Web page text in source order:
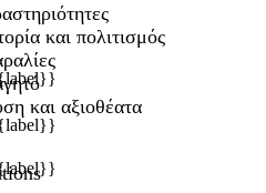
και πολιτισμός
και αξιοθέατα